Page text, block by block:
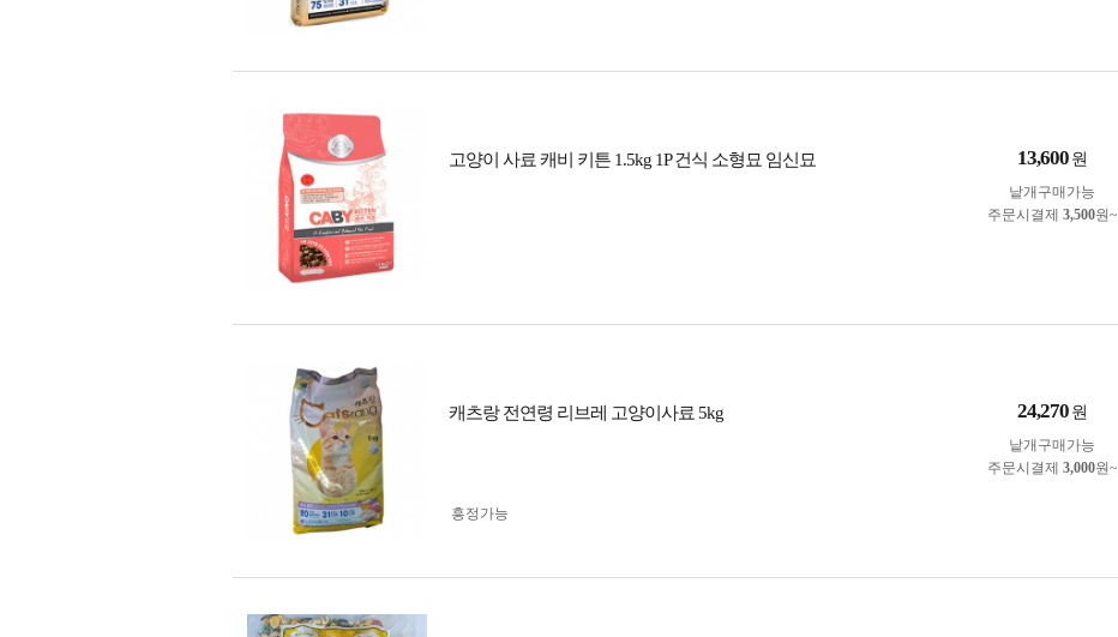
고양이 사료 캐비 키튼 1.5kg 1P 건식 소형묘 임신묘 13,600 원
낱개구매가능
주문시결제 3,500원~
캐츠랑 전연령 리브레 고양이사료 5kg 24,270 원
낱개구매가능
주문시결제 3,000원~
흥정가능